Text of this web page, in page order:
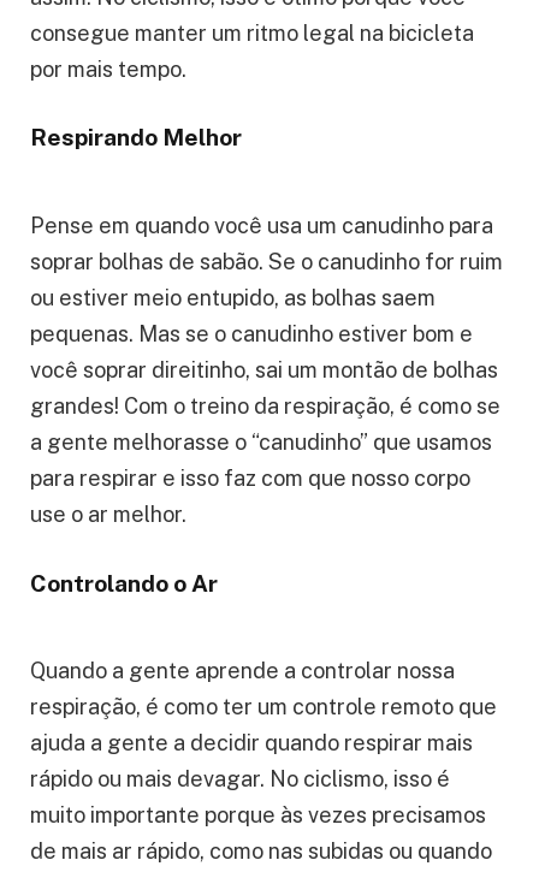
Então, se a gente tem músculos da respiração
bem fortes, eles ajudam a não ficar tão cansado
consegue manter um ritmo legal na bicicleta
Respirando Melhor
Pense em quando você usa um canudinho para
soprar bolhas de sabão. Se o canudinho for ruim
ou estiver meio entupido, as bolhas saem
pequenas. Mas se o canudinho estiver bom e
você soprar direitinho, sai um montão de bolhas
grandes! Com o treino da respiração, é como se
para respirar e isso faz com que nosso corpo
Controlando o Ar
Quando a gente aprende a controlar nossa
respiração, é como ter um controle remoto que
ajuda a gente a decidir quando respirar mais